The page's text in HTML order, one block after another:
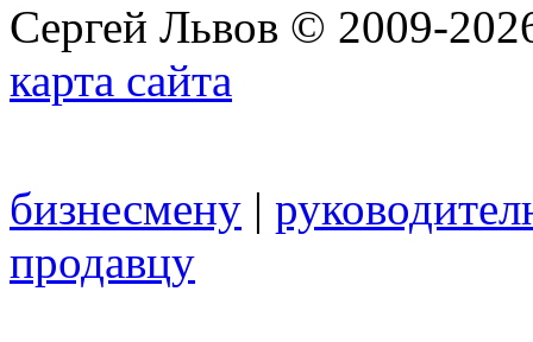
Сергей Львов © 2009-
карта сайта
бизнесмену |
продавцу